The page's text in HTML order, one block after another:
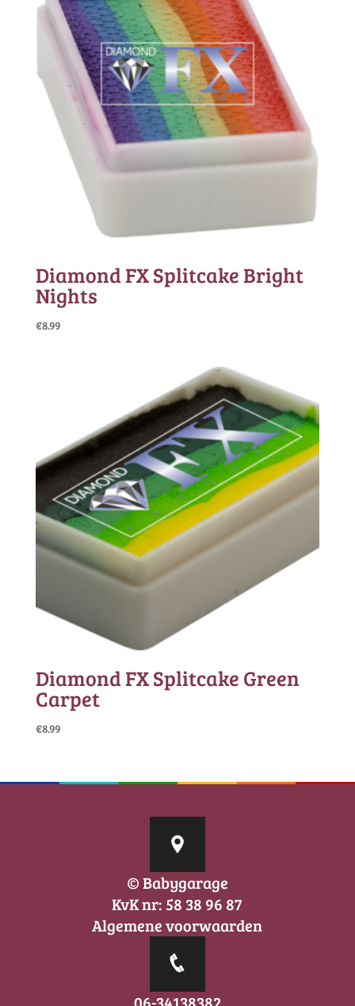
Diamond FX Splitcake Bright
Nights
€8.99
Diamond FX Splitcake Green
Carpet
€8.99
© Babygarage
KvK nr: 58 38 96 87
Algemene voorwaarden